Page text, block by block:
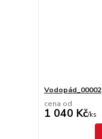
Vodopád_00002
cena od
1 040 Kč/ks